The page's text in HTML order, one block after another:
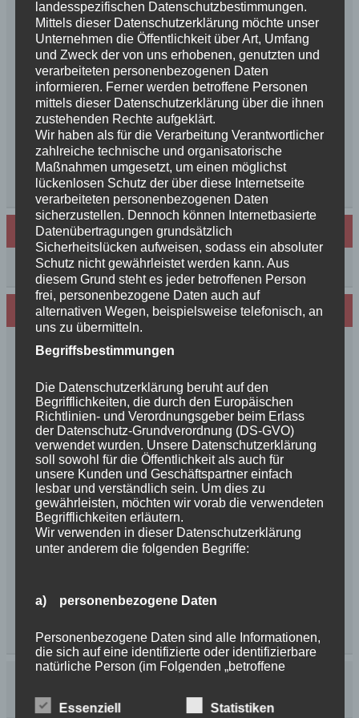
News++News++News++Unsere Feenkinder sind
geboren++
++NEWS++NEWS++NEWS++Wir sind
schwanger++
So schön, die Freundschaften der Schurkeneltern
Lilly´s Schwester schickt Grüße
Innigkeit, oder wahre Liebe
Unsere schöne BenBenkinder schicken
Urlaubsgrüße
++News++News++News++
Archiv
Archiv
Wir sind Mitglied in folgenden Verbänden:
landesspezifischen Datenschutzbestimmungen.
Mittels dieser Datenschutzerklärung möchte unser
Unternehmen die Öffentlichkeit über Art, Umfang
und Zweck der von uns erhobenen, genutzten und
verarbeiteten personenbezogenen Daten
informieren. Ferner werden betroffene Personen
mittels dieser Datenschutzerklärung über die ihnen
zustehenden Rechte aufgeklärt.
Wir haben als für die Verarbeitung Verantwortlicher
zahlreiche technische und organisatorische
Maßnahmen umgesetzt, um einen möglichst
lückenlosen Schutz der über diese Internetseite
verarbeiteten personenbezogenen Daten
sicherzustellen. Dennoch können Internetbasierte
Datenübertragungen grundsätzlich
Sicherheitslücken aufweisen, sodass ein absoluter
Schutz nicht gewährleistet werden kann. Aus
diesem Grund steht es jeder betroffenen Person
frei, personenbezogene Daten auch auf
alternativen Wegen, beispielsweise telefonisch, an
uns zu übermitteln.
Begriffsbestimmungen
Die Datenschutzerklärung beruht auf den
Begrifflichkeiten, die durch den Europäischen
Richtlinien- und Verordnungsgeber beim Erlass
der Datenschutz-Grundverordnung (DS-GVO)
verwendet wurden. Unsere Datenschutzerklärung
soll sowohl für die Öffentlichkeit als auch für
unsere Kunden und Geschäftspartner einfach
lesbar und verständlich sein. Um dies zu
gewährleisten, möchten wir vorab die verwendeten
Begrifflichkeiten erläutern.
Wir verwenden in dieser Datenschutzerklärung
unter anderem die folgenden Begriffe:
a) personenbezogene Daten
Personenbezogene Daten sind alle Informationen,
die sich auf eine identifizierte oder identifizierbare
natürliche Person (im Folgenden „betroffene
natürliche Person angesehen, die direkt oder
indirekt, insbesondere mittels Zuordnung zu einer
Essenziell Statistiken